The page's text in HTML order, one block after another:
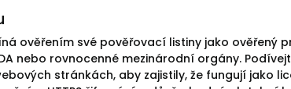
ověřením své pověřovací listiny jako ověřený
nebo rovnocenné mezinárodní orgány.
stránkách, aby zajistily, že fungují jako